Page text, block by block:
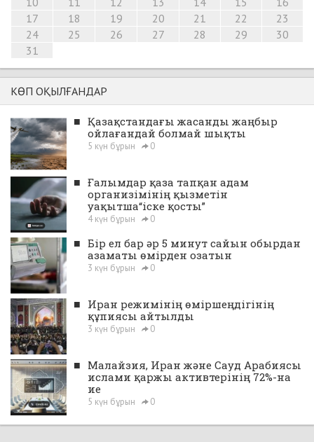
17
18 19 20 21 22
23
24
25 26 27 28 29
30
31
КӨП ОҚЫЛҒАНДАР
■ Қазақстандағы жасанды жаңбыр
ойлағандай болмай шықты
5 күн бұрын 0
■ Ғалымдар қаза тапқан адам
организімінің қызметін
уақытша“іске қосты”
4 күн бұрын 0
■ Бір ел бар әр 5 минут сайын обырдан
азаматы өмірден озатын
3 күн бұрын 0
■ Иран режимінің өміршеңдігінің
құпиясы айтылды
3 күн бұрын 0
■ Малайзия, Иран және Сауд Арабиясы
ислами қаржы активтерінің 72%-на
ие
5 күн бұрын 0